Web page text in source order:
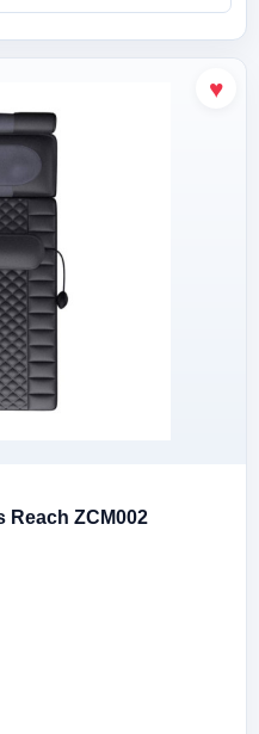
Reach ZCM002